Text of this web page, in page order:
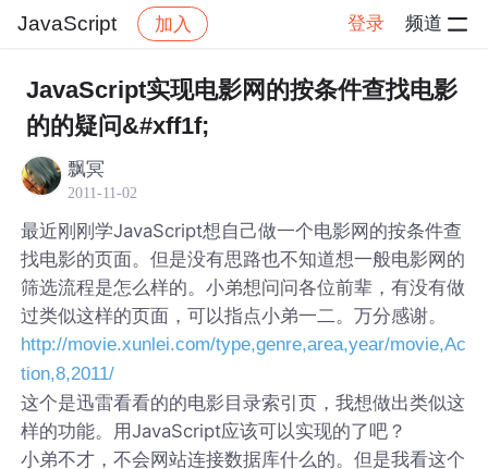
JavaScript 加入 登录 频道
社区 JavaScript 帖子详情
JavaScript实现电影网的按条件查找电影
的的疑问&#xff1f;
飘冥
2011-11-02
最近刚刚学JavaScript想自己做一个电影网的按条件查
找电影的页面。但是没有思路也不知道想一般电影网的
筛选流程是怎么样的。小弟想问问各位前辈，有没有做
过类似这样的页面，可以指点小弟一二。万分感谢。
http://movie.xunlei.com/type,genre,area,year/movie,Ac
tion,8,2011/
这个是迅雷看看的的电影目录索引页，我想做出类似这
样的功能。用JavaScript应该可以实现的了吧？
小弟不才，不会网站连接数据库什么的。但是我看这个